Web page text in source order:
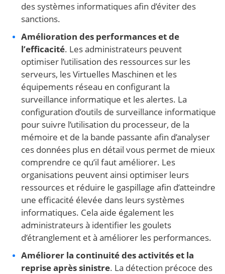
des systèmes informatiques afin d’éviter des
sanctions.
Amélioration des performances et de
l’efficacité. Les administrateurs peuvent
optimiser l’utilisation des ressources sur les
serveurs, les Virtuelles Maschinen et les
équipements réseau en configurant la
surveillance informatique et les alertes. La
configuration d’outils de surveillance informatique
pour suivre l’utilisation du processeur, de la
mémoire et de la bande passante afin d’analyser
ces données plus en détail vous permet de mieux
comprendre ce qu’il faut améliorer. Les
organisations peuvent ainsi optimiser leurs
ressources et réduire le gaspillage afin d’atteindre
une efficacité élevée dans leurs systèmes
informatiques. Cela aide également les
administrateurs à identifier les goulets
d’étranglement et à améliorer les performances.
Améliorer la continuité des activités et la
reprise après sinistre. La détection précoce des